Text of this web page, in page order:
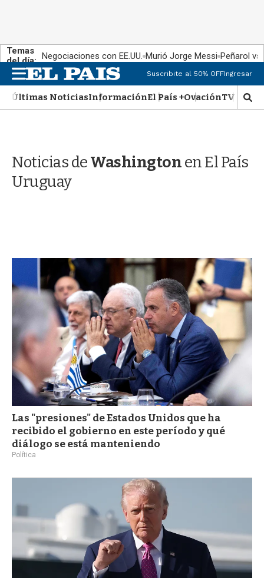
Temas
del día: Negociaciones con EE.UU. Murió Jorge Messi Peñarol
M
e
n
u
Suscribite al 50% OFFIngresar
Últimas NoticiasInformaciónEl País +OvaciónTV Show
M
o
a
d
a
Noticias deWashingtonen El País
Uruguay
Las "presiones" de Estados Unidos que ha
recibido el gobierno en este período y qué
diálogo se está manteniendo
Política